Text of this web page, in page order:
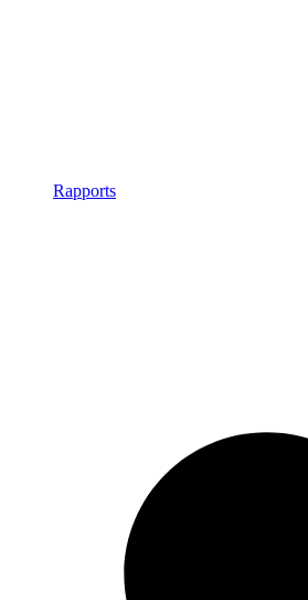
Rapports